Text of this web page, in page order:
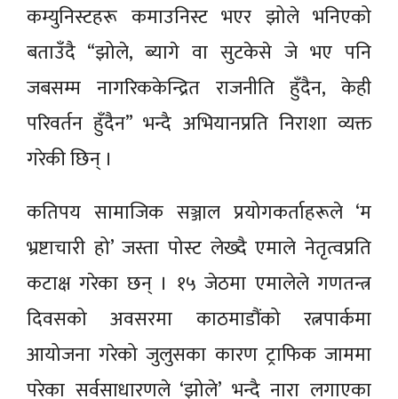
कम्युनिस्टहरू कमाउनिस्ट भएर झोले भनिएको
बताउँदै “झोले, ब्यागे वा सुटकेसे जे भए पनि
जबसम्म नागरिककेन्द्रित राजनीति हुँदैन, केही
परिवर्तन हुँदैन” भन्दै अभियानप्रति निराशा व्यक्त
गरेकी छिन् ।
कतिपय सामाजिक सञ्जाल प्रयोगकर्ताहरूले ‘म
भ्रष्टाचारी हो’ जस्ता पोस्ट लेख्दै एमाले नेतृत्वप्रति
कटाक्ष गरेका छन् । १५ जेठमा एमालेले गणतन्त्र
दिवसको अवसरमा काठमाडौंको रत्नपार्कमा
आयोजना गरेको जुलुसका कारण ट्राफिक जाममा
परेका सर्वसाधारणले ‘झोले’ भन्दै नारा लगाएका